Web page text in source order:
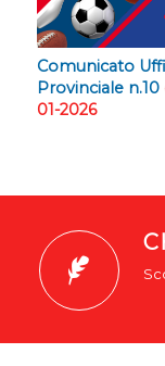
Comunicato
Provinciale n.10
01-2026